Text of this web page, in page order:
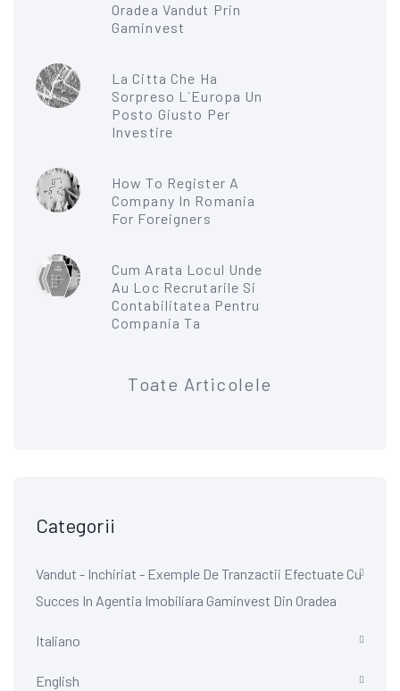
Oradea Vandut Prin
Gaminvest
La Citta Che Ha
Sorpreso L`Europa Un
Posto Giusto Per
Investire
How To Register A
Company In Romania
For Foreigners
Cum Arata Locul Unde
Au Loc Recrutarile Si
Contabilitatea Pentru
Compania Ta
Toate Articolele
Categorii
Vandut - Inchiriat - Exemple De Tranzactii Efectuate Cu
Succes In Agentia Imobiliara Gaminvest Din Oradea
Italiano
English